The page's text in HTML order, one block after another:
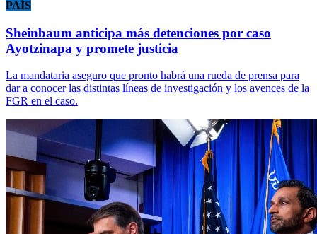
PAÍS
Sheinbaum anticipa más detenciones por caso
Ayotzinapa y promete justicia
La mandataria aseguro que pronto habrá una rueda de prensa para
dar a conocer las distintas líneas de investigación y los avences de la
FGR en el caso.